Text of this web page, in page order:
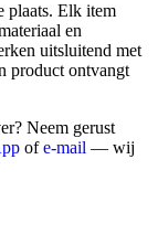
plaats. Elk item
en
uitsluitend met
product ontvangt
Neem gerust
ofe-mail — wij